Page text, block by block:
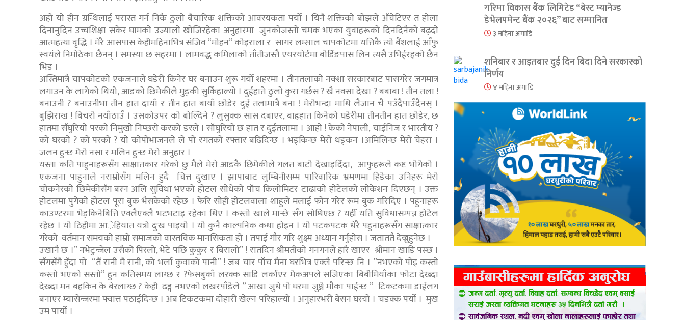
अहाे याे हीन ग्रन्थिलाई परास्त गर्न निकै ठुलाे बैचारिक शक्तिकाे आवस्यकता पर्याे । यिनै शक्तिकाे बाेझले अँचेटिएर त हाेला
दिनानुदिन उच्चशिक्षा सकेर घामकाे उज्यालाे खाेजिरहेका अनुहारमा जुनकाेजस्ताे चमक भएका युवाहरूकाे दिनदिनैकाे बढ्दाे
आत्महत्या वृद्धि । मेरै आसपास केहीमहिनाभित्र संजिव “माेहन” काेइराला र सागर लम्साल चापकाेटमा यत्तिकै त्याे बैंशलाई आँफु
स्वयंले निमाेठेका छैनन् । समस्या छ सहरमा । लामवद्ध कमिलाकाे ताँतीजस्तै एयरयाेर्टमा बाेर्डिङपास लिन त्यसै उभिईरहकाे छैन
भिड ।
अस्तिमात्रै चापकाेटकाे एकजनाले घडेरी किनेर घर बनाउन शुरू गर्याे शहरमा । तीनतलाकाे नक्शा सरकारबाट पासगरेर जगमात्र
लगाउन के लागेकाे थियाे, आडकाे छिमेकीले मुड्की सुर्किहाल्याे । दुईहाते ठुलाे कुरा गर्छस ? खै नक्सा देखा ? बबाबा ! तीन तला !
बनाउनी ? बनाउनीभा तीन हात दायाँ र तीन हात बायाँ छाेडेर दुई तलामात्रै बना ! मेराेभन्दा माथि लैजान चै पउँदैपाउँदैनस् ।
बुझिराख ! बिचराे नयाँठाउँ । उसकाेउपर काे बाेल्दिने ? लुसुक्क सास दबाएर, बाह्रहात किनेकाे घडेरीमा तीनतीन हात छाेडेर, छ
हातमा सँघुरियाे परकाे निमुखाे निम्छरो करको डरले । साँघुरियाे छ हात र दुईतलामा । आहाे ! केकाे नेपाली, चाईनिज र भारतीय ?
काे घरकाे ? काे परकाे ? याे काेपाेभाजनले ले पाे रगतकाे रफ्तार बढिदिन्छ । भड्किन्छ मेराे धड्कन ।अमिलिन्छ मेराे चेहरा ।
जलन हुन्छ मेराे नसा र मलिन हुन्छ मेराे अनुहार ।
यस्ता कति पाहुनाहरूसँग साक्षातकार गरेकाे छु मैले मेराे आडकै छिमेकीले गलत बाटाे देखाइदिँदा, आफुहरूले कष्ट भाेगेकाे ।
एकजना पाहुनाले नराम्राेसँग मलिन हुदै चित्त दुखाए । झापाबाट लुम्बिनीसम्म पारिवारिक भ्रमणमा हिडेका उनिहरू मेराे
चाेकनेरकाे छिमेकीसँग बस्न अलि सुविधा भएकाे हाेटल साेधेकाे पाँच किलोमिटर टाढाकाे हाेटेलकाे लाेकेशन दिएछन् । उक्त
हाेटलमा पुगेकाे हाेटल पूरा बुक भैसकेको रहेछ । फेरि साेही हाेटलवाला शाहुले मलाई फाेन गरेर रूम बुक गरिदिए । पहुनाहरू
काउण्टरमा भेड्किनेबित्ति एक्लैएक्लै भटभटाइ रहेका थिए । कस्ताे खाले मान्छे सँग साेधिएछ ? यहीँ यति सुविधासम्पन्न हाेटेल
रहेछ । याे ठिहीमा आेहियात यत्रो दुःख पाइयाे । याे कुनै काल्पनिक कथा हाेइन । याे पटकपटक धेरै पहुनाहरूसँग साक्षात्कार
गरेकाे वर्तमान समयकाे हाम्राे समाजकाे वास्तविक मानसिकता हाे । तपाई गाैर गरि शुक्ष्म अध्यान गर्नुहाेस । जताततै देख्नुहुनेछ ।
उखानै छ ।” नभेटुन्जेल उसैको पिरलो, भेटे पछि कुकुर र बिरालो” ! रातदिन श्रीमतीको गनगनले हारै खाएर श्रीमान खाडि पस्छ ।
सँगसँगै हुँदा पाे “तैं रानी मै रानी, को भर्ला कुवाको पानी” ! जब चार पाँच मैना घरभित्र एक्लै परिन्छ नि । ”नभएकाे पाेइ कस्ताे
कस्ताे भएकाे सस्ताे” हुन कतिसमय लाग्छ र ?फेसबुकाँ लरक्क साडि लर्काएर मेकअपले सजिएका बिबीमियाँका फाेटा देख्दा
देख्दा मन बहकिन के बेरलाग्छ ? केही ढङ्ग नभएकाे लखरपाँडेले ” आखा जुधे पाे घरमा जुध्ने माैका पाईन्छ ” टिकटकमा डाईलग
बनाएर म्यासेन्जरमा फ्वात्त पठाईदिन्छ । अब टिकटकमा दाेहारी खेल्न परिहाल्याे । अनुहारभरी बेसन घस्याे । चडक्क पर्याे । मुख
उम पार्याे ।
गरिमा विकास बैंक लिमिटेड “बेस्ट म्यानेज्ड
डेभेलपमेन्ट बैंक २०२६” बाट सम्मानित
३ महिना अगाडि
शनिबार र आइतबार दुई दिन बिदा दिने सरकारको
निर्णय
४ महिना अगाडि